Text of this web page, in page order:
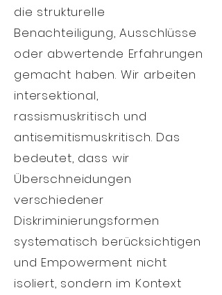
die strukturelle
Benachteiligung, Ausschlüsse
oder abwertende Erfahrungen
gemacht haben. Wir arbeiten
intersektional,
rassismuskritisch und
antisemitismuskritisch. Das
bedeutet, dass wir
Überschneidungen
verschiedener
Diskriminierungsformen
systematisch berücksichtigen
und Empowerment nicht
isoliert, sondern im Kontext